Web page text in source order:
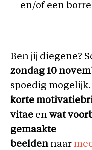
en/of een
Ben jij diegene?
zondag 10
spoedig
korte
vitae en wat
gemaakte
beelden naar